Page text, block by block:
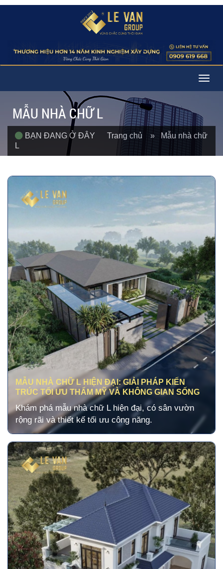
MẪU NHÀ CHỮ L
BẠN ĐANG Ở ĐÂY Trang chủ » Mẫu nhà chữ
L
MẪU NHÀ CHỮ L HIỆN ĐẠI: GIẢI PHÁP KIẾN
TRÚC TỐI ƯU THẨM MỸ VÀ KHÔNG GIAN SỐNG
Khám phá mẫu nhà chữ L hiện đại, có sân vườn
rộng rãi và thiết kế tối ưu công năng.